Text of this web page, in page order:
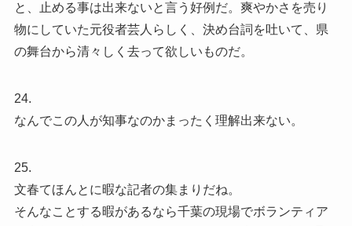
と、止める事は出来ないと言う好例だ。爽やかさを売り
物にしていた元役者芸人らしく、決め台詞を吐いて、県
の舞台から清々しく去って欲しいものだ。
24.
なんでこの人が知事なのかまったく理解出来ない。
25.
文春てほんとに暇な記者の集まりだね。
そんなことする暇があるなら千葉の現場でボランティア